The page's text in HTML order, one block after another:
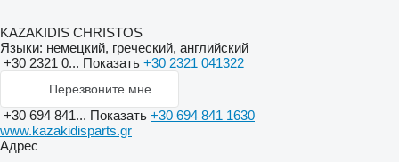
KAZAKIDIS CHRISTOS
Языки: немецкий, греческий, английский
+30 2321 0... Показать +30 2321 041322
Перезвоните мне
+30 694 841... Показать +30 694 841 1630
www.kazakidisparts.gr
Адрес